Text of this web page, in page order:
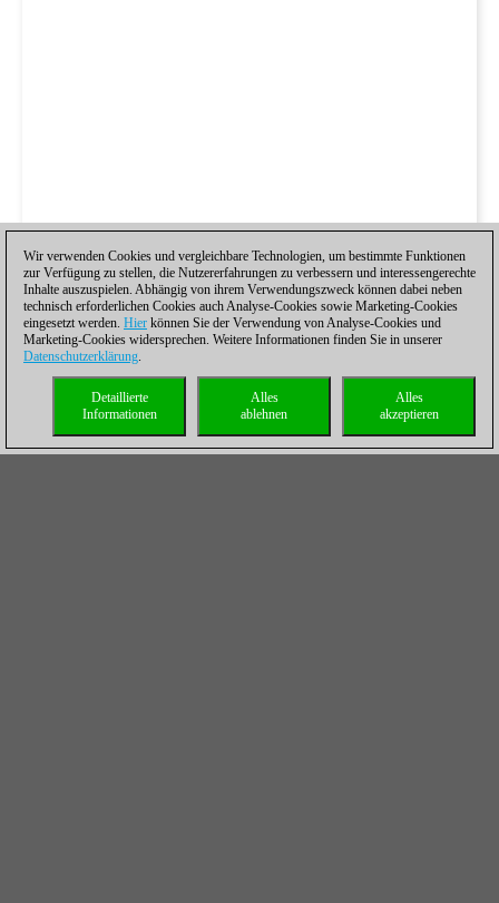
Wir verwenden Cookies und vergleichbare Technologien, um bestimmte Funktionen
zur Verfügung zu stellen, die Nutzererfahrungen zu verbessern und interessengerechte
Inhalte auszuspielen. Abhängig von ihrem Verwendungszweck können dabei neben
technisch erforderlichen Cookies auch Analyse-Cookies sowie Marketing-Cookies
eingesetzt werden. Hier können Sie der Verwendung von Analyse-Cookies und
Marketing-Cookies widersprechen. Weitere Informationen finden Sie in unserer
Datenschutzerklärung.
Alles
akzeptieren
Alles
ablehnen
Detaillierte
Informationen